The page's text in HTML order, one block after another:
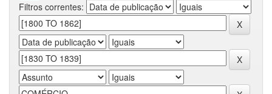
Filtros correntes: